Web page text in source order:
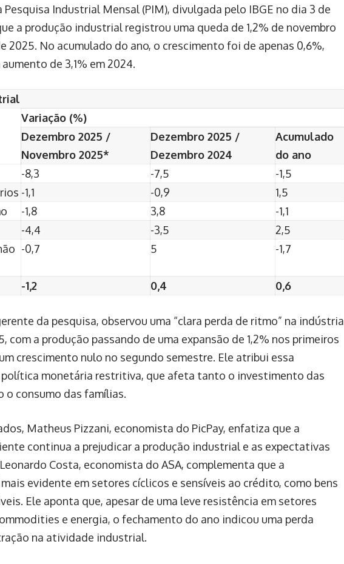
Pesquisa Industrial Mensal (PIM), divulgada pelo IBGE no dia 3 de
a produção industrial registrou uma queda de 1,2% de novembro
2025. No acumulado do ano, o crescimento foi de apenas 0,6%,
de 3,1% em 2024.
Variação (%)
Dezembro 2025 /
Novembro 2025*
Dezembro 2025 /
Dezembro 2024
Acumulado
do ano
-8,3 -7,5
-1,5
-1,1 -0,9
1,5
-1,8 3,8
-1,1
-4,4 -3,5
2,5
-0,7 5 -1,7
-1,2 0,4 0,6
da pesquisa, observou uma “clara perda de ritmo” na indústria
com a produção passando de uma expansão de 1,2% nos primeiros
crescimento nulo no segundo semestre. Ele atribui essa
política monetária restritiva, que afeta tanto o investimento das
o consumo das famílias.
Matheus Pizzani, economista do PicPay, enfatiza que a
continua a prejudicar a produção industrial e as expectativas
Costa, economista do ASA, complementa que a
evidente em setores cíclicos e sensíveis ao crédito, como bens
Ele aponta que, apesar de uma leve resistência em setores
e energia, o fechamento do ano indicou uma perda
na atividade industrial.